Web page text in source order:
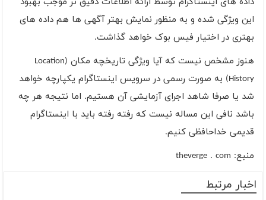
این ویژگی شده و به منظور نمایش بهتر آگهی ها هم داده های
بهتری در اختیار فیس بوک خواهد گذاشت.
هنوز مشخص نیست که آیا ویژگی تاریخچه مکان (Location
History) به صورت رسمی در سرویس اینستاگرام یکپارچه خواهد
شد یا صرفا شاهد اجرای آزمایشی آن هستیم. اما نتیجه هر چه
باشد نافی این مساله نیست که رفته رفته باید با اینستاگرام
قدیمی خداحافظی کنیم.
منبع: theverge . com
اخبار مرتبط